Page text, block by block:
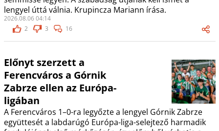
lengyel úttá válnia. Krupincza Mariann írása.
2026.08.06 04:14
2
3 16
Előnyt szerzett a
Ferencváros a Górnik
Zabrze ellen az Európa-
ligában
A Ferencváros 1–0-ra legyőzte a lengyel Górnik Zabrze
együttesét a labdarúgó Európa-liga-selejtező harmadik